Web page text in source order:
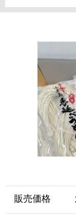
販売価格